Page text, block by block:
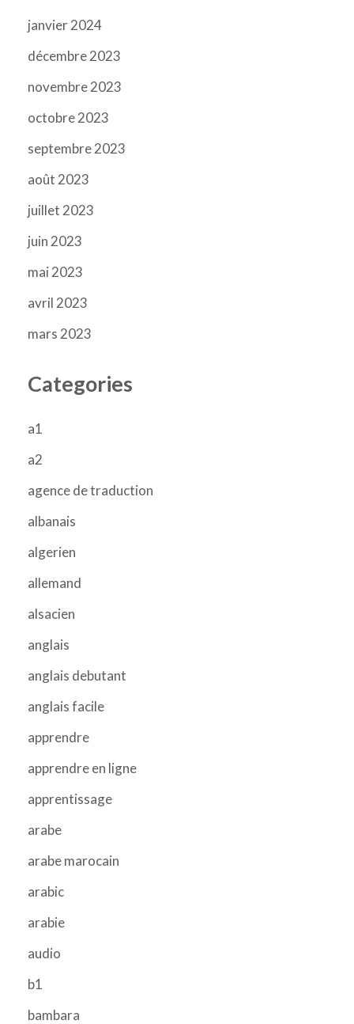
janvier 2024
décembre 2023
novembre 2023
octobre 2023
septembre 2023
août 2023
juillet 2023
juin 2023
mai 2023
avril 2023
mars 2023
Categories
a1
a2
agence de traduction
albanais
algerien
allemand
alsacien
anglais
anglais debutant
anglais facile
apprendre
apprendre en ligne
apprentissage
arabe
arabe marocain
arabic
arabie
audio
b1
bambara